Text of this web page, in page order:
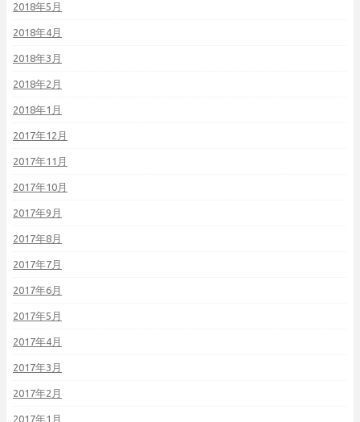
2018年5月
2018年4月
2018年3月
2018年2月
2018年1月
2017年12月
2017年11月
2017年10月
2017年9月
2017年8月
2017年7月
2017年6月
2017年5月
2017年4月
2017年3月
2017年2月
2017年1月